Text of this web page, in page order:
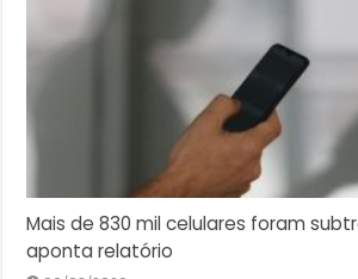
Mais de 830 mil celulares foram
aponta relatório